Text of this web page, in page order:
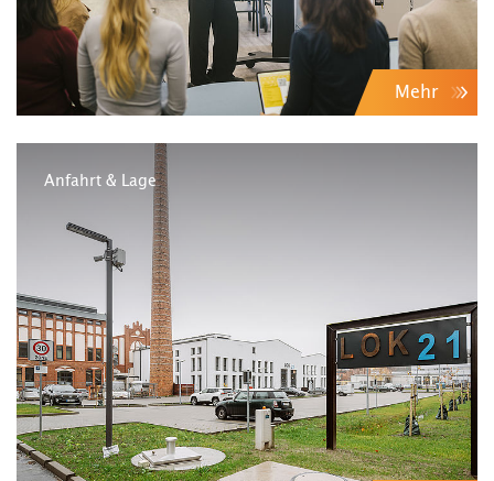
Mehr
Anfahrt & Lage